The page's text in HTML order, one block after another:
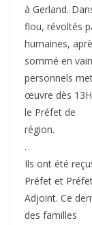
à Gerland.
flou, révoltés
humaines,
sommé en
personnels
œuvre dès
le Préfet de
région.
.
Ils ont été
Préfet et
Adjoint. Ce
des familles